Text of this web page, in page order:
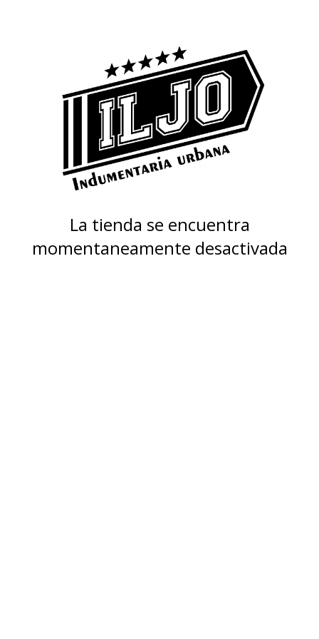
La tienda se encuentra
momentaneamente desactivada